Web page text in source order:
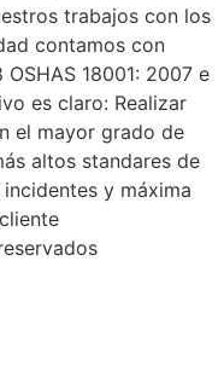
trabajos con los
contamos con
18001: 2007 e
es claro: Realizar
el mayor grado de
altos standares de
y máxima